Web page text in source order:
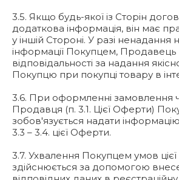
3.5. Якщо будь-якої із Сторін
додаткова інформація, він має
у іншій Стороні. У разі ненадання
інформації Покупцем, Продавець
відповідальності за надання
Покупцю при покупці товару в
3.6. При оформленні замовлення
Продавця (п. 3.1. Цієї Оферти)
зобов'язується надати
3.3 – 3.4. цієї Оферти.
3.7. Ухвалення Покупцем умов
здійснюється за допомогою